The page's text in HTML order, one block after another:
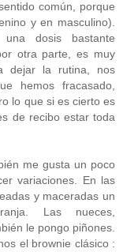
común, porque
y en masculino).
dosis bastante
otra parte, es muy
dejar la rutina, nos
hemos fracasado,
lo que si es cierto es
de recibo estar toda
me gusta un poco
variaciones. En las
y maceradas un
Las nueces,
le pongo piñones.
el brownie clásico :